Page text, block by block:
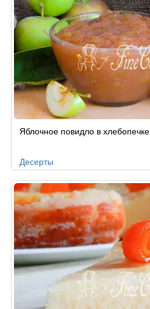
Яблочное повидло в хлебопечке
Десерты